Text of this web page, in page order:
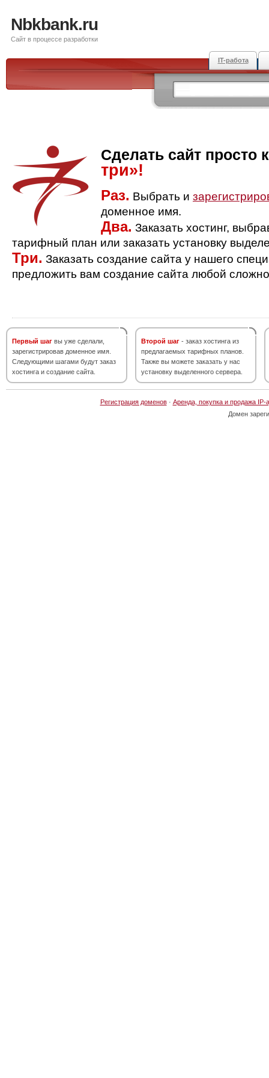
Nbkbank.ru
Сайт в процессе разработки
IT-работа
Сделать сайт просто
три»!
Раз. Выбрать и
доменное имя.
Два. Заказать хостинг,
тарифный план или заказать установку
Три. Заказать создание сайта у нашего
предложить вам создание сайта любой
Первый шаг вы уже сделали,
зарегистрировав доменное имя.
Следующими шагами будут заказ
хостинга и создание сайта.
Второй шаг - заказ хостинга из
предлагаемых тарифных планов.
Также вы можете заказать у нас
установку выделенного сервера.
Регистрация доменов· Аренда, покупка и продажа IP-
Домен